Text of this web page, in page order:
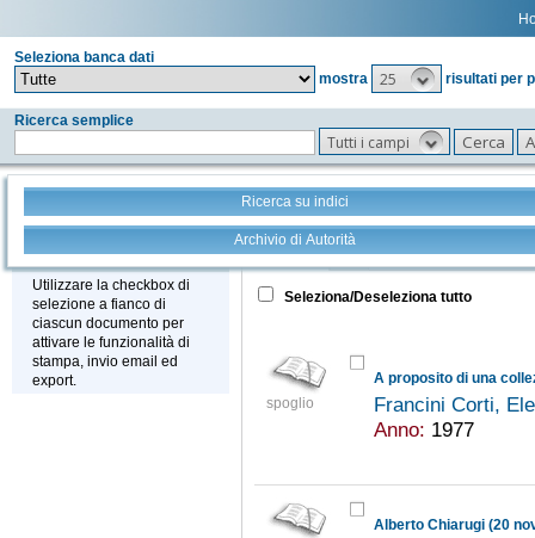
Seleziona banca dati
mostra
25 risultati per
Ricerca semplice
Tutti i campi
Ricerca su indici
Archivio di Autorità
Stampa - Email - Export
Utilizzare la checkbox di
selezione a fianco di
ciascun documento per
attivare le funzionalità di
stampa, invio email ed
export.
Tutto +
Seleziona/Deseleziona tutto
spoglio
Francini Corti,
Anno: 1977
Alberto Chiarugi (20